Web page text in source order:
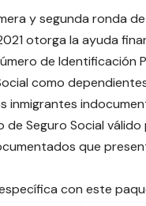
y segunda ronda
otorga la ayuda
de Identificación
como
inmigrantes
de Seguro Social
que
con este